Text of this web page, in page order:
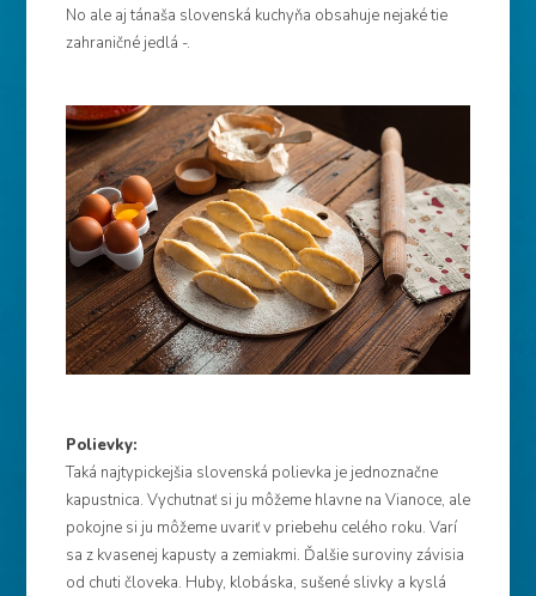
No ale aj tánaša slovenská kuchyňa obsahuje nejaké tie
zahraničné jedlá -.
Polievky:
Taká najtypickejšia slovenská polievka je jednoznačne
kapustnica. Vychutnať si ju môžeme hlavne na Vianoce, ale
pokojne si ju môžeme uvariť v priebehu celého roku. Varí
sa z kvasenej kapusty a zemiakmi. Ďalšie suroviny závisia
od chuti človeka. Huby, klobáska, sušené slivky a kyslá